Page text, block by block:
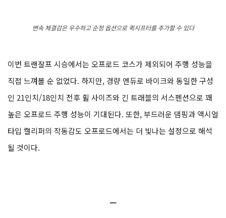
변속 체결감은 우수하고 순정 옵션으로 퀵시프터를 추가할 수 있다
이번 트랜잘프 시승에서는 오프로드 코스가 제외되어 주행 성능을
직접 느껴볼 순 없었다. 하지만, 경량 엔듀로 바이크와 동일한 구성
인 21인치/18인치 전후 휠 사이즈와 긴 트래블의 서스펜션으로 꽤
높은 오프로드 주행 성능이 기대된다. 또한, 부드러운 댐핑과 액시얼
타입 캘리퍼의 작동감도 오프로드에서는 더 빛나는 설정으로 해석
될 것이다.
ㅡ